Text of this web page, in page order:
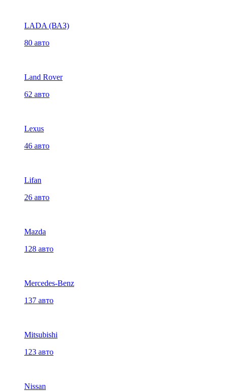
LADA (ВАЗ)
80 авто
Land Rover
62 авто
Lexus
46 авто
Lifan
26 авто
Mazda
128 авто
Mercedes-Benz
137 авто
Mitsubishi
123 авто
Nissan